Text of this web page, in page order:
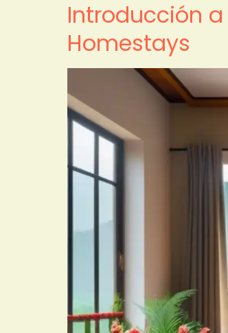
Introducción
Homestays